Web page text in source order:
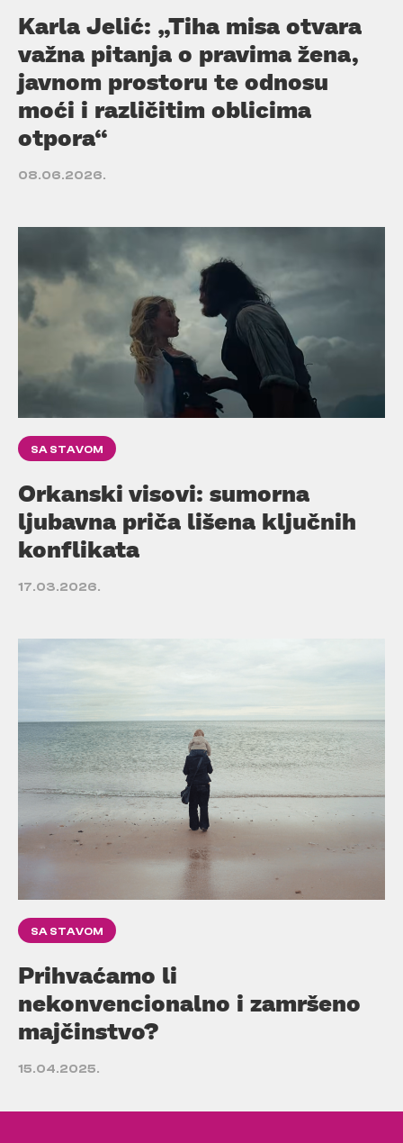
Karla Jelić: „Tiha misa otvara
važna pitanja o pravima žena,
javnom prostoru te odnosu
moći i različitim oblicima
otpora“
08.06.2026.
SA STAVOM
Orkanski visovi: sumorna
ljubavna priča lišena ključnih
konflikata
17.03.2026.
SA STAVOM
Prihvaćamo li
nekonvencionalno i zamršeno
majčinstvo?
15.04.2025.